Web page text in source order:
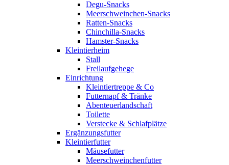
Degu-Snacks
Meerschweinchen-Snacks
Ratten-Snacks
Chinchilla-Snacks
Hamster-Snacks
Kleintierheim
Stall
Freilaufgehege
Einrichtung
Kleintiertreppe & Co
Futternapf & Tränke
Abenteuerlandschaft
Toilette
Verstecke & Schlafplätze
Ergänzungsfutter
Kleintierfutter
Mäusefutter
Meerschweinchenfutter